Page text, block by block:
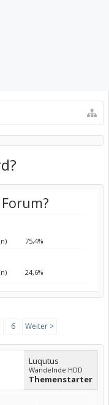
75,4%
24,6%
6 Weiter >
Luqutus
Wandelnde HDD
Themenstarter